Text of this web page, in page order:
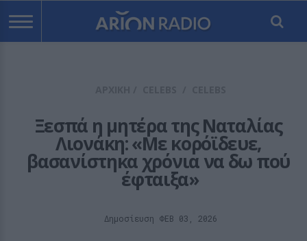
Ξεσπά η μητέρα της Ναταλίας
Λιονάκη: «Με κορόϊδευε,
βασανίστηκα χρόνια να δω πού
έφταιξα»
Δημοσίευση ΦΕΒ 03, 2026